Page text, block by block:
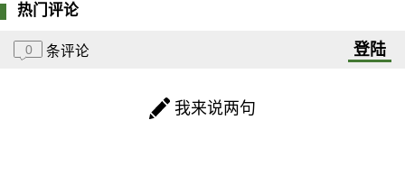
热门评论
0 条评论 登陆
我来说两句